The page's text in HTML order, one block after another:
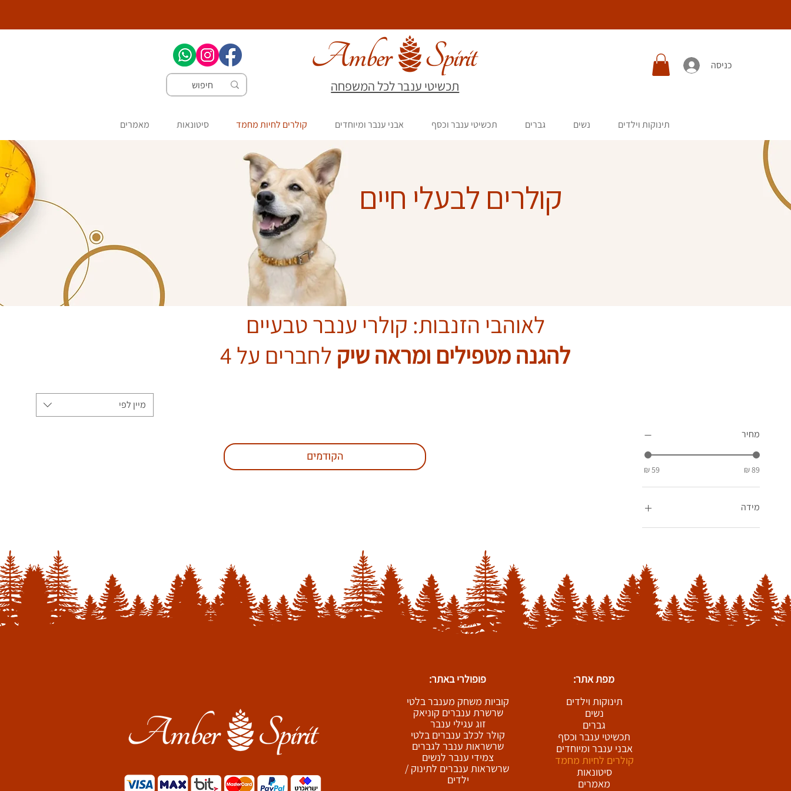
תכשיטי ענבר לכל המשפחה
כניסה
תינוקות וילדים נשים גברים תכשיטי ענבר וכסף אבני ענבר ומיוחדים קולרים לחיות מחמד סיטונאות מאמרים
קולרים לבעלי חיים
לאוהבי הזנבות: קולרי ענבר טבעיים
להגנה מטפילים ומראה שיק לחברים על 4
מחיר
מידה
20-25 ס"מ
45-50 ס"מ
50-55 ס"מ
55-60 ס"מ
מיין לפי
הקודמים
מפת אתר:
פופולרי באתר:
תינוקות וילדים
נשים
גברים
תכשיטי ענבר וכסף
אבני ענבר ומיוחדים
קולרים לחיות מחמד
סיטונאות
מאמרים
קוביות משחק מענבר בלטי
שרשרת ענברים קוניאק
זוג עגילי ענבר
קולר לכלב ענברים בלטי
שרשראות ענבר לגברים
צמידי ענבר לנשים
שרשראות ענברים לתינוק /
ילדים